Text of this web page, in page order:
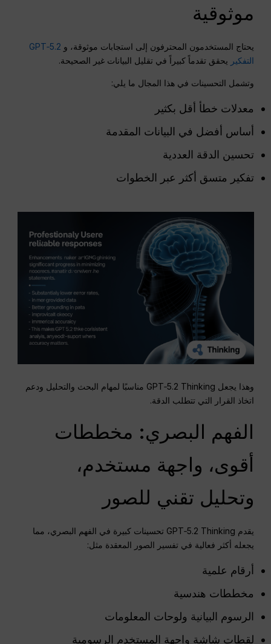
موثوقية
يحتاج المستخدمون المحترفون إلى استجابات موثوقة، و GPT‑5.2
التفكير يحقق تقدماً كبيراً في تقليل البيانات غير الصحيحة.
وتشمل التحسينات في هذا المجال ما يلي:
معدلات خطأ أقل بكثير
أساس أفضل في البيانات المقدمة
تحسين الدقة العددية
تفكير متسق أكثر عبر الخطوات
وهذا يجعل GPT‑5.2 Thinking مناسبًا لمهام البحث والتحليل ودعم
اتخاذ القرار التي تتطلب الدقة.
الفهم البصري: مخططات
أقوى، واجهة مستخدم،
وتحليل تقني للصور
يقدم GPT‑5.2 Thinking تحسينات كبيرة في الفهم البصري، مما
يجعله أكثر فعالية في تفسير الصور المعقدة مثل:
أرقام علمية
مخططات هندسية
الرسوم البيانية ولوحات المعلومات
لقطات شاشة واجهة المستخدم الرسومية